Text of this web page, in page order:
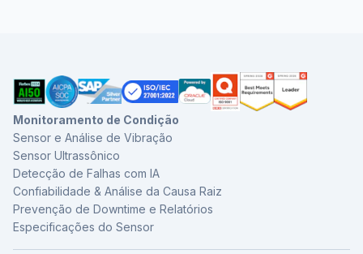
Monitoramento de Condição
Sensor e Análise de Vibração
Sensor Ultrassônico
Detecção de Falhas com IA
Confiabilidade & Análise da Causa Raiz
Prevenção de Downtime e Relatórios
Especificações do Sensor